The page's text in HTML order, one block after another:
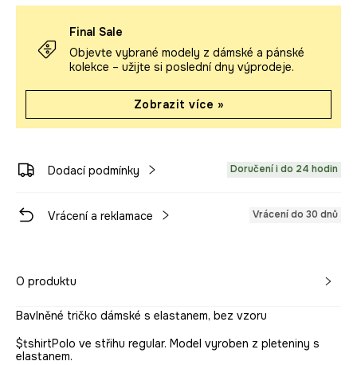
Final Sale
Objevte vybrané modely z dámské a pánské
kolekce – užijte si poslední dny výprodeje.
Zobrazit více »
Dodací podmínky Doručení i do 24 hodin
Vrácení a reklamace Vrácení do 30 dnů
O produktu
Bavlněné tričko dámské s elastanem, bez vzoru
$tshirtPolo ve střihu regular. Model vyroben z pleteniny s
elastanem.